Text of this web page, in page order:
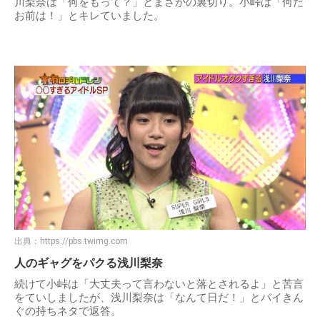
お前は！」とキレていました。
出典： https://pbs.twimg.com
人のギャグをパクる浅川梨奈
続けて小峠は「大丈夫って言わないと落とされるよ」と苦言
をていしましたが、浅川梨奈は「なんて日だ！」とバイきん
ぐの持ちネタで返答。